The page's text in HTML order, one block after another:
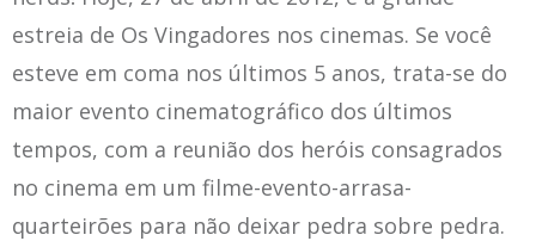
estreia de Os Vingadores nos cinemas. Se você
esteve em coma nos últimos 5 anos, trata-se do
maior evento cinematográfico dos últimos
tempos, com a reunião dos heróis consagrados
no cinema em um filme-evento-arrasa-
quarteirões para não deixar pedra sobre pedra.